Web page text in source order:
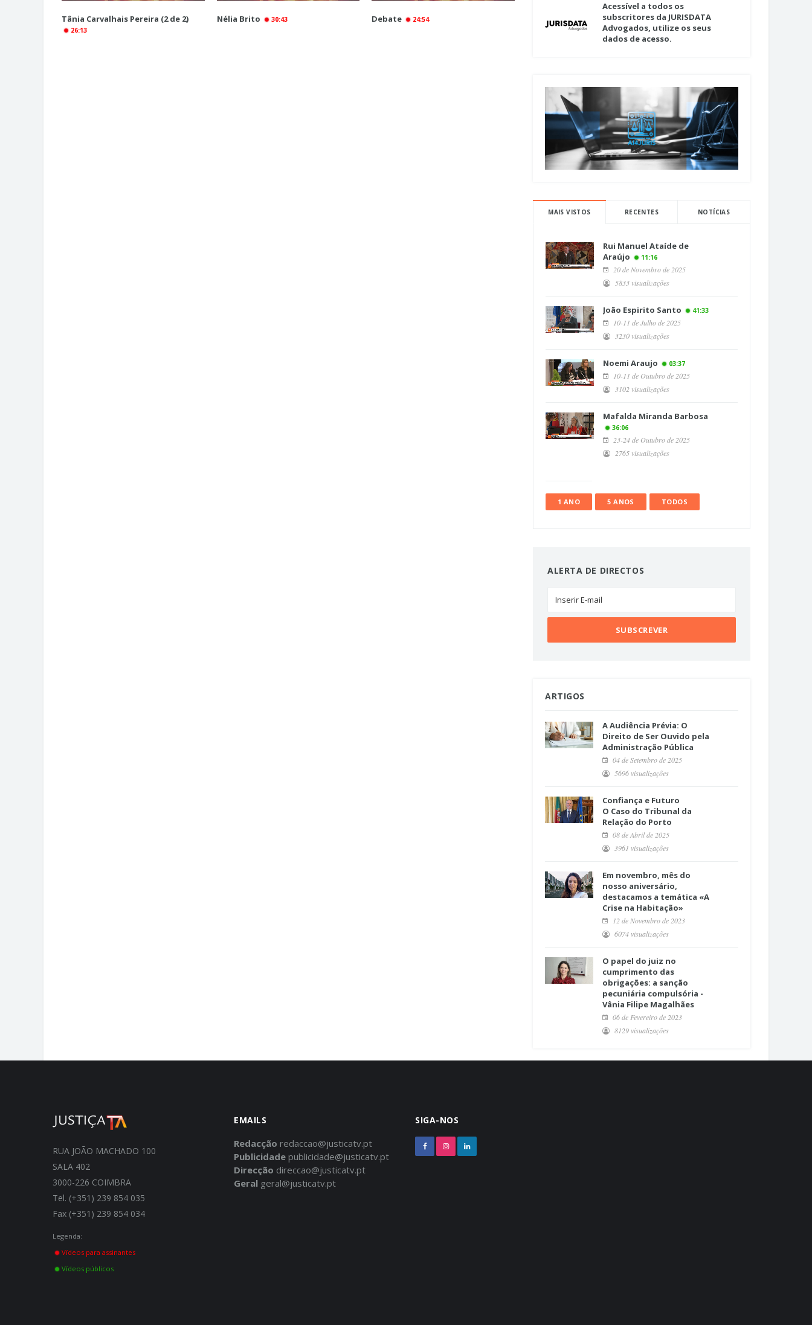
Tânia Carvalhais Pereira (2 de 2)
26:13
Nélia Brito 30:43 Debate 24:54
Acessível a todos os
subscritores da JURISDATA
Advogados, utilize os seus
dados de acesso.
MAIS VISTOS RECENTES NOTÍCIAS
Rui Manuel Ataíde de
Araújo
11:16
20 de Novembro de 2025
5833 visualizações
João Espirito Santo 41:33
10-11 de Julho de 2025
3230 visualizações
Noemi Araujo 03:37
10-11 de Outubro de 2025
3102 visualizações
Mafalda Miranda Barbosa
36:06
23-24 de Outubro de 2025
2765 visualizações
1 ANO 5 ANOS TODOS
ALERTA DE DIRECTOS
ARTIGOS
A Audiência Prévia: O
Direito de Ser Ouvido pela
Administração Pública
04 de Setembro de 2025
5696 visualizações
Confiança e Futuro
O Caso do Tribunal da
Relação do Porto
08 de Abril de 2025
3961 visualizações
Em novembro, mês do
nosso aniversário,
destacamos a temática «A
Crise na Habitação»
12 de Novembro de 2023
6074 visualizações
O papel do juiz no
cumprimento das
obrigações: a sanção
pecuniária compulsória -
Vânia Filipe Magalhães
06 de Fevereiro de 2023
8129 visualizações
RUA JOÃO MACHADO 100
SALA 402
3000-226 COIMBRA
Tel. (+351) 239 854 035
Fax (+351) 239 854 034
Legenda:
Vídeos para assinantes
Vídeos públicos
EMAILS
Redacção redaccao@justicatv.pt
Publicidade publicidade@justicatv.pt
Direcção direccao@justicatv.pt
Geral geral@justicatv.pt
SIGA-NOS